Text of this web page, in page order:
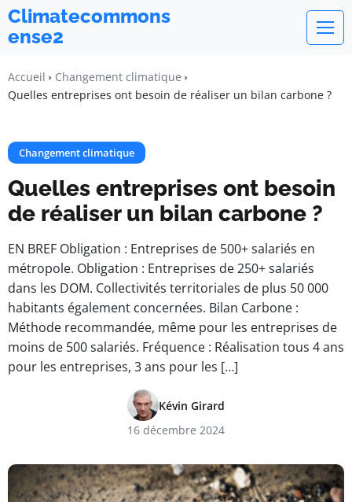
Climatecommons
ense2
Accueil
Changement climatique
Quelles entreprises ont besoin de réaliser un bilan carbone ?
Changement climatique
Quelles entreprises ont besoin
de réaliser un bilan carbone ?
EN BREF Obligation : Entreprises de 500+ salariés en
métropole. Obligation : Entreprises de 250+ salariés
dans les DOM. Collectivités territoriales de plus 50 000
habitants également concernées. Bilan Carbone :
Méthode recommandée, même pour les entreprises de
moins de 500 salariés. Fréquence : Réalisation tous 4 ans
pour les entreprises, 3 ans pour les […]
Kévin Girard
16 décembre 2024